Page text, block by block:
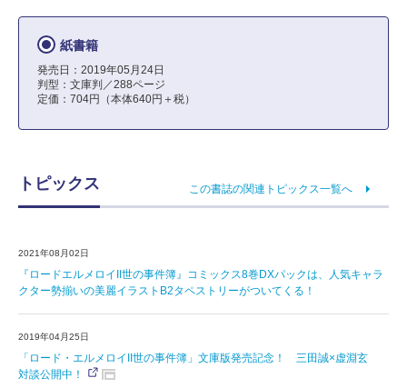
紙書籍
発売日：2019年05月24日
判型：文庫判／288ページ
定価：704円（本体640円＋税）
トピックス この書誌の関連トピックス一覧へ
2021年08月02日
『ロードエルメロイII世の事件簿』コミックス8巻DXパックは、人気キャラ
クター勢揃いの美麗イラストB2タペストリーがついてくる！
2019年04月25日
「ロード・エルメロイII世の事件簿」文庫版発売記念！ 三田誠×虚淵玄
対談公開中！